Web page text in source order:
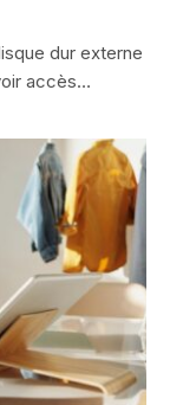
dur externe
accès…